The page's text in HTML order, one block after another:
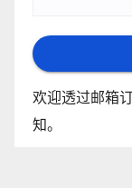
欢迎透过邮箱
知。